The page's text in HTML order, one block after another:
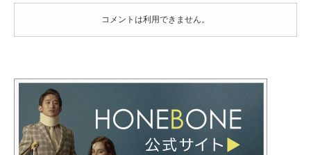
コメントは利用できません。